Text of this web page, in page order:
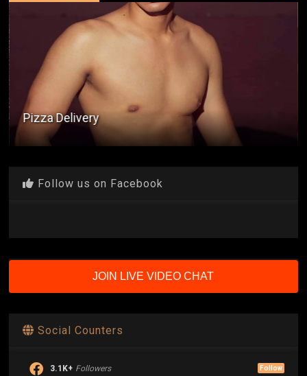
Pizza Delivery
Follow us on Facebook
JOIN LIVE VIDEO CHAT
Social Counters
3.1K+ Followers Follow